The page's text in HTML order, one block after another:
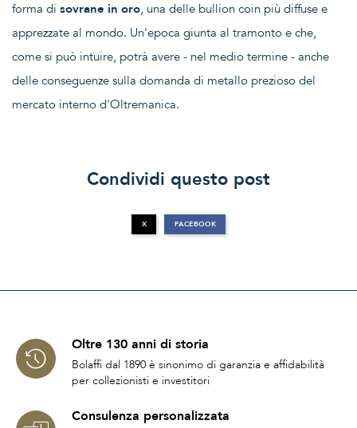
forma di sovrane in oro, una delle bullion coin più diffuse e
apprezzate al mondo. Un'epoca giunta al tramonto e che,
come si può intuire, potrà avere - nel medio termine - anche
delle conseguenze sulla domanda di metallo prezioso del
mercato interno d'Oltremanica.
Condividi questo post
X FACEBOOK
Oltre 130 anni di storia
Bolaffi dal 1890 è sinonimo di garanzia e affidabilità
per collezionisti e investitori
Consulenza personalizzata